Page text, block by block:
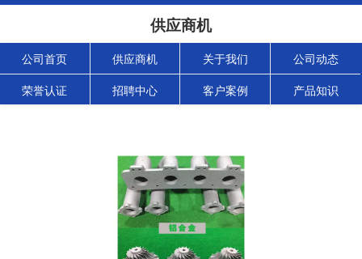
供应商机
公司首页 供应商机 关于我们 公司动态
荣誉认证 招聘中心 客户案例 产品知识